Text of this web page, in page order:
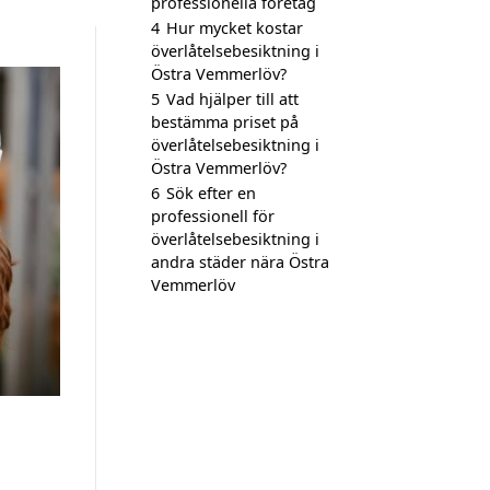
4 Hur mycket kostar
överlåtelsebesiktning i
Östra Vemmerlöv?
5 Vad hjälper till att
bestämma priset på
överlåtelsebesiktning i
Östra Vemmerlöv?
6 Sök efter en
professionell för
överlåtelsebesiktning i
andra städer nära Östra
Vemmerlöv